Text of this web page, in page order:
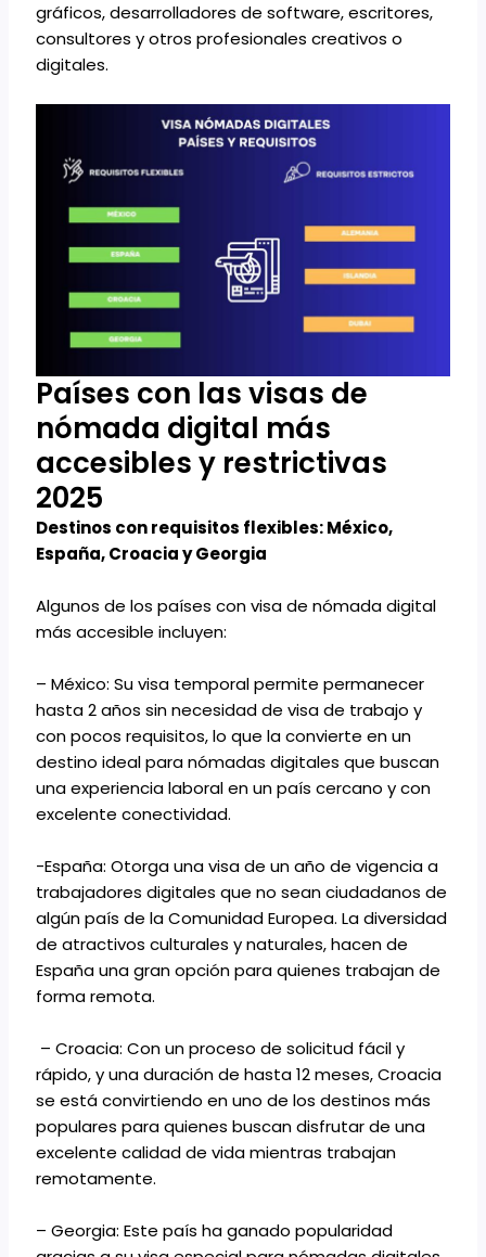
gráficos, desarrolladores de software, escritores,
consultores y otros profesionales creativos o
digitales.
Países con las visas de
nómada digital más
accesibles y restrictivas
2025
Destinos con requisitos flexibles: México,
España, Croacia y Georgia
Algunos de los países con visa de nómada digital
más accesible incluyen:
– México: Su visa temporal permite permanecer
hasta 2 años sin necesidad de visa de trabajo y
con pocos requisitos, lo que la convierte en un
destino ideal para nómadas digitales que buscan
una experiencia laboral en un país cercano y con
excelente conectividad.
-España: Otorga una visa de un año de vigencia a
trabajadores digitales que no sean ciudadanos de
algún país de la Comunidad Europea. La diversidad
de atractivos culturales y naturales, hacen de
España una gran opción para quienes trabajan de
forma remota.
– Croacia: Con un proceso de solicitud fácil y
rápido, y una duración de hasta 12 meses, Croacia
se está convirtiendo en uno de los destinos más
populares para quienes buscan disfrutar de una
excelente calidad de vida mientras trabajan
remotamente.
– Georgia: Este país ha ganado popularidad